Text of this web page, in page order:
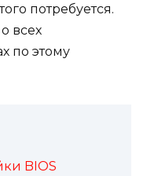
потребуется.
всех
по этому
BIOS